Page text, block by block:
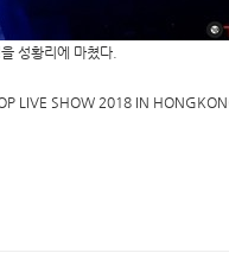
성황리에 마쳤다.
LIVE SHOW 2018 IN